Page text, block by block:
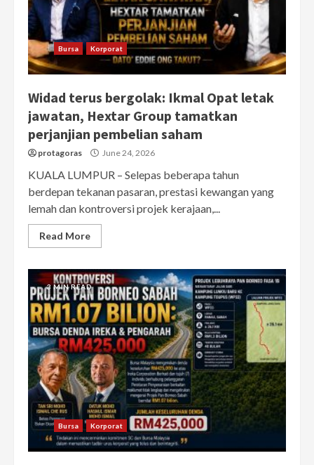
Bursa Korporat
Widad terus bergolak: Ikmal Opat letak
jawatan, Hextar Group tamatkan
perjanjian pembelian saham
protagoras June 24, 2026
KUALA LUMPUR – Selepas beberapa tahun
berdepan tekanan pasaran, prestasi kewangan yang
lemah dan kontroversi projek kerajaan,...
Read More
3 MIN READ
Bursa Korporat